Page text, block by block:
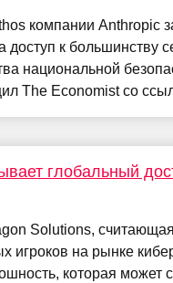
компании Anthropic
доступ к большинству
национальной
The Economist со
глобальный
Solutions,
игроков на рынке
которая может